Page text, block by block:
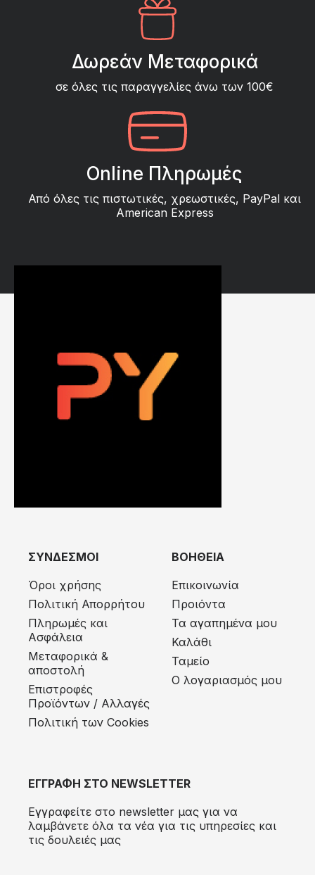
Δωρεάν Μεταφορικά
σε όλες τις παραγγελίες άνω των 100€
Online Πληρωμές
Από όλες τις πιστωτικές, χρεωστικές, PayPal και
American Express
ΣΥΝΔΕΣΜΟΙ
Όροι χρήσης
Πολιτική Απορρήτου
Πληρωμές και
Ασφάλεια
Μεταφορικά &
αποστολή
Eπιστροφές
Προϊόντων / Αλλαγές
Πολιτική των Cookies
ΒΟΗΘΕΙΑ
Επικοινωνία
Προιόντα
Τα αγαπημένα μου
Καλάθι
Ταμείο
Ο λογαριασμός μου
ΕΓΓΡΑΦΗ ΣΤΟ NEWSLETTER
Εγγραφείτε στο newsletter μας για να
λαμβάνετε όλα τα νέα για τις υπηρεσίες και
τις δουλειές μας